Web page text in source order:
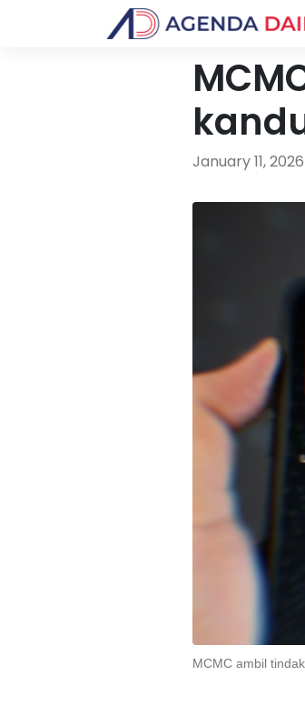
January 11,
MCMC ambil